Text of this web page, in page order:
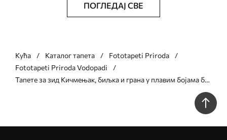
ПОГЛЕДАЈ СВЕ
Кућа Каталог тапета
Fototapeti Priroda
Fototapeti Priroda Vodopadi
Тапете за зид Кичмењак, биљка и грана у плавим бојама бр.